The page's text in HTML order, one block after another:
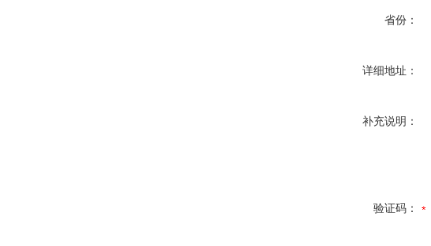
省份：
详细地址：
补充说明：
验证码：